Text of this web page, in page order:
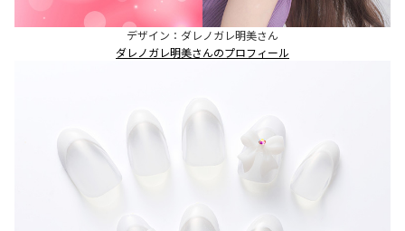
デザイン：ダレノガレ明美さん
ダレノガレ明美さんのプロフィール